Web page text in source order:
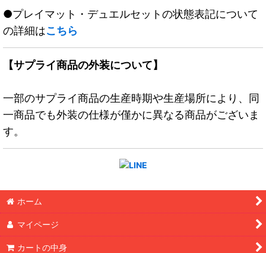
●プレイマット・デュエルセットの状態表記について
の詳細はこちら
【サプライ商品の外装について】
一部のサプライ商品の生産時期や生産場所により、同
一商品でも外装の仕様が僅かに異なる商品がございま
す。
ホーム
マイページ
カートの中身